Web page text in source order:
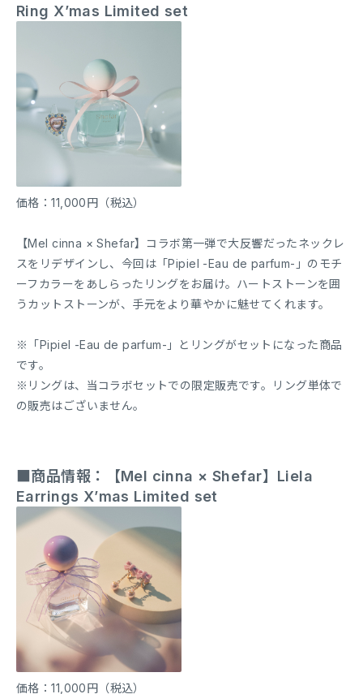
Ring X’mas Limited set
価格：11,000円（税込）
【Mel cinna × Shefar】コラボ第一弾で大反響だったネックレ
スをリデザインし、今回は「Pipiel -Eau de parfum-」のモチ
ーフカラーをあしらったリングをお届け。ハートストーンを囲
うカットストーンが、手元をより華やかに魅せてくれます。
※「Pipiel -Eau de parfum-」とリングがセットになった商品
です。
※リングは、当コラボセットでの限定販売です。リング単体で
の販売はございません。
■商品情報：【Mel cinna × Shefar】Liela
Earrings X’mas Limited set
価格：11,000円（税込）